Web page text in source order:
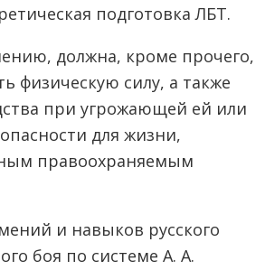
подготовка ЛБТ.
должна, кроме прочего,
физическую силу, а также
при угрожающей ей или
для жизни,
правоохраняемым
и навыков русского
боя по системе А. А.